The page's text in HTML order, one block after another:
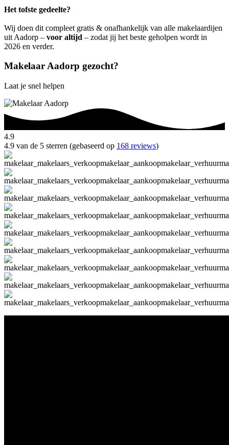
Het tofste gedeelte?
Wij doen dit compleet gratis & onafhankelijk van alle makelaardijen
uit Aadorp – voor altijd – zodat jij het beste geholpen wordt in
2026 en verder.
Makelaar Aadorp gezocht?
Laat je snel helpen
4.9
4.9 van de 5 sterren (gebaseerd op 168 reviews)